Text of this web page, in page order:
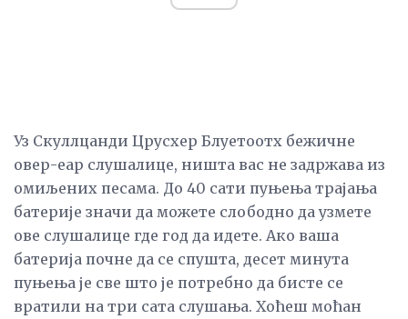
Уз Скуллцанди Црусхер Блуетоотх бежичне
овер-еар слушалице, ништа вас не задржава из
омиљених песама. До 40 сати пуњења трајања
батерије значи да можете слободно да узмете
ове слушалице где год да идете. Ако ваша
батерија почне да се спушта, десет минута
пуњења је све што је потребно да бисте се
вратили на три сата слушања. Хоћеш моћан